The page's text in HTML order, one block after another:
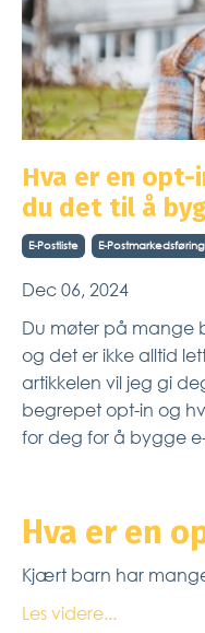
Hva er en opt-
du det til å
E-Postliste E-Postmarkedsføring
Dec 06, 2024
Du møter på mange
og det er ikke alltid
artikkelen vil jeg gi
begrepet opt-in og
for deg for å bygge
Hva er en
Kjært barn har
Les videre...